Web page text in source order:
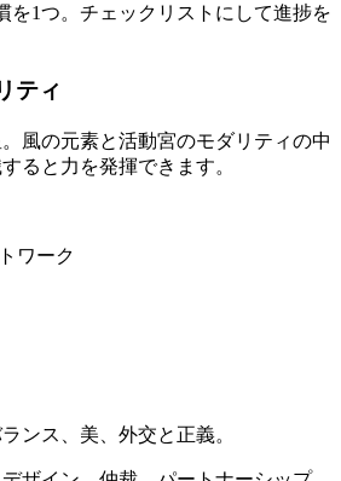
を1つ。チェックリストにして進捗を
ティ
風の元素と活動宮のモダリティの中
ると力を発揮できます。
ワーク
ンス、美、外交と正義。